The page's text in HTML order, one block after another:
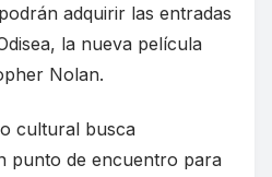
adquirir las entradas
la nueva película
Nolan.
cultural busca
punto de encuentro para